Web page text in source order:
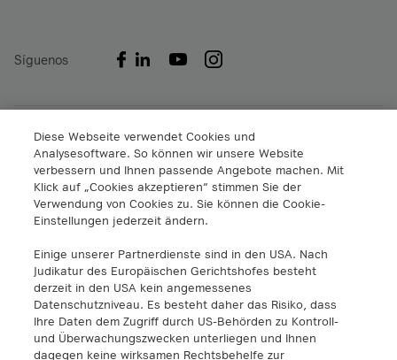
Síguenos
A1 Digital International GmbH & Co KG
Lassallestrasse 9
A-1020 Viena, Austria
+43 5 06640
info@a1.digital
A1 Digital Spain S.L.
Calle Federico Salmón 13
28016 Madrid, España
info@a1.digital
Diese Webseite verwendet Cookies und
Analysesoftware. So können wir unsere Website
verbessern und Ihnen passende Angebote machen. Mit
Klick auf „Cookies akzeptieren“ stimmen Sie der
Verwendung von Cookies zu. Sie können die Cookie-
Einstellungen jederzeit ändern.
Einige unserer Partnerdienste sind in den USA. Nach
Judikatur des Europäischen Gerichtshofes besteht
derzeit in den USA kein angemessenes
Datenschutzniveau. Es besteht daher das Risiko, dass
Ihre Daten dem Zugriff durch US-Behörden zu Kontroll-
und Überwachungszwecken unterliegen und Ihnen
dagegen keine wirksamen Rechtsbehelfe zur